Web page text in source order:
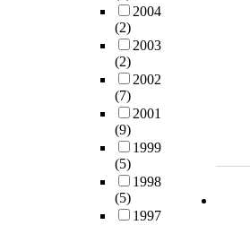
2004
(2)
2003
(2)
2002
(7)
2001
(9)
1999
(5)
1998
(5)
1997